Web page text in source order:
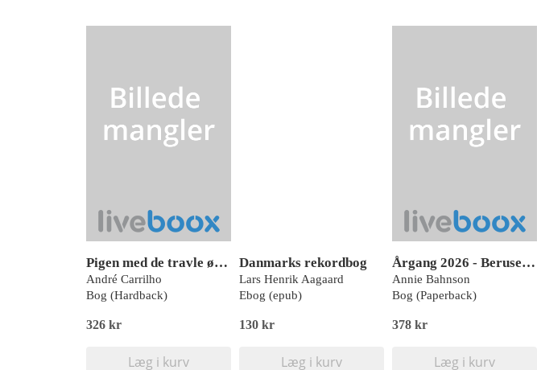
Pigen med de travle øjne
André Carrilho
Bog (Hardback)
326 kr
Læg i kurv
Danmarks rekordbog
Lars Henrik Aagaard
Ebog (epub)
130 kr
Læg i kurv
Årgang 2026 - Beruselse: Gul front
Annie Bahnson
Bog (Paperback)
378 kr
Læg i kurv